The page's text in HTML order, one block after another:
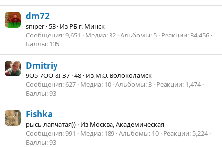
dm72
sniper ·53 · Из РБ г. Минск
Сообщения 9,651 Медиа 32 Альбомы 5 Реакции 34,456
Баллы 135
Dmitriy
9О5-7ОО-8I-З7 ·48 · Из М.О. Волоколамск
Сообщения 627 Медиа 10 Альбомы 3 Реакции 1,474
Баллы 93
Fishka
рысь лапчатая)) · Из Москва, Академическая
Сообщения 991 Медиа 189 Альбомы 10 Реакции 5,224
Баллы 93